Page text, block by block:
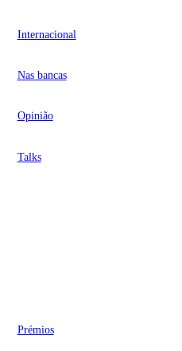
Internacional
Nas bancas
Opinião
Talks
Prémios